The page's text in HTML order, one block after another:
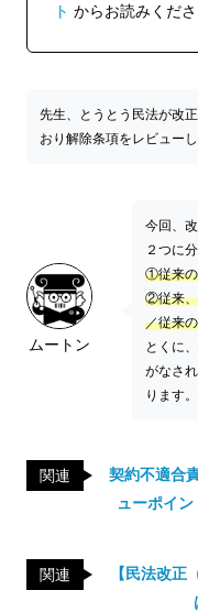
ト からお読みくださ
先生、とうとう民法が改
おり解除条項をレビュー
ムートン
今回、
２つに
①従来の
②従来、
／従来
とくに
がなさ
ります
関連
契約不適合
ューポイ
関連
【民法改正